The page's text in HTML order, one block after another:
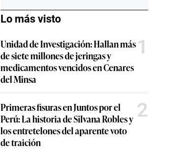
Lo más visto
Unidad de Investigación: Hallan más
de siete millones de jeringas y
medicamentos vencidos en Cenares
del Minsa
1
Primeras fisuras en Juntos por el
Perú: La historia de Silvana Robles y
los entretelones del aparente voto
de traición
2